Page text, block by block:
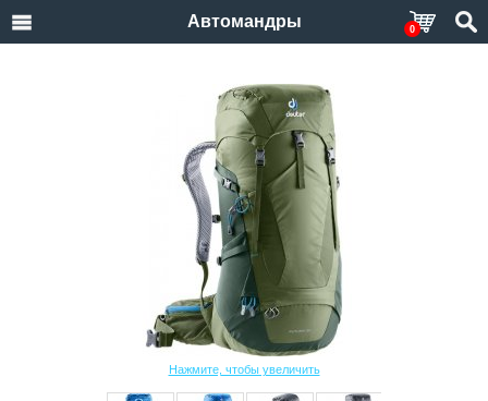
Автомандры 0
Нажмите, чтобы увеличить